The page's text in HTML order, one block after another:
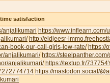
satisfaction
anjalikumari https://www.inflearn.com/
http://eldjeesr-
book-our-call-girls-low-rate/ https://
anjalikumari/ https://
anjalikumari/ https://textup.fr/
https://mastodon.social/